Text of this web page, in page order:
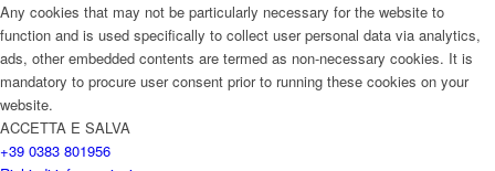
Any cookies that may not be particularly necessary for the website to
function and is used specifically to collect user personal data via analytics,
ads, other embedded contents are termed as non-necessary cookies. It is
mandatory to procure user consent prior to running these cookies on your
website.
ACCETTA E SALVA
+39 0383 801956